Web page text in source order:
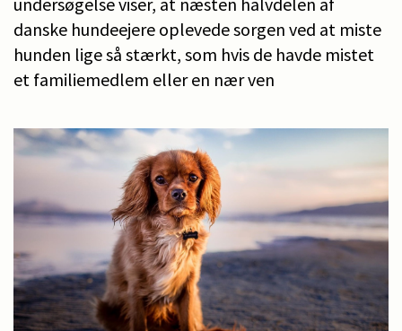
danske hundeejere oplevede sorgen ved at miste
hunden lige så stærkt, som hvis de havde mistet
et familiemedlem eller en nær ven